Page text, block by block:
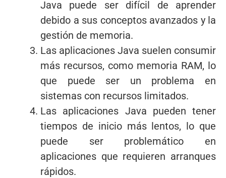
Java puede ser difícil de aprender
debido a sus conceptos avanzados y la
gestión de memoria.
Las aplicaciones Java suelen consumir
más recursos, como memoria RAM, lo
que puede ser un problema en
sistemas con recursos limitados.
Las aplicaciones Java pueden tener
tiempos de inicio más lentos, lo que
puede ser problemático en
aplicaciones que requieren arranques
rápidos.